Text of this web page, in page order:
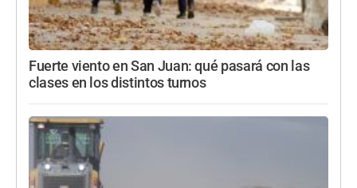
Fuerte viento en San Juan: qué pasará con las
clases en los distintos turnos